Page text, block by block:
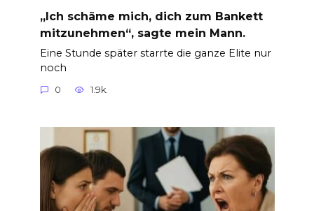
„Ich schäme mich, dich zum Bankett
mitzunehmen“, sagte mein Mann.
Eine Stunde später starrte die ganze Elite nur
noch
0 1.9k.